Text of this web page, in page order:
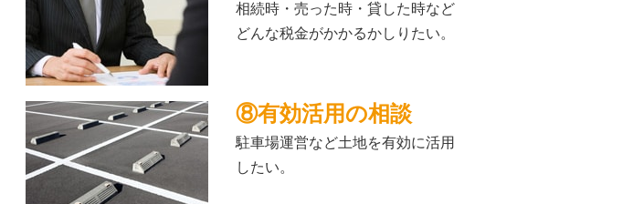
相続時・売った時・貸した時など
どんな税金がかかるかしりたい。
⑧有効活用の相談
駐車場運営など土地を有効に活用
したい。